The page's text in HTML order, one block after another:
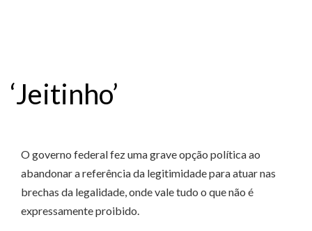
‘Jeitinho’
O governo federal fez uma grave opção política ao
abandonar a referência da legitimidade para atuar nas
brechas da legalidade, onde vale tudo o que não é
expressamente proibido.